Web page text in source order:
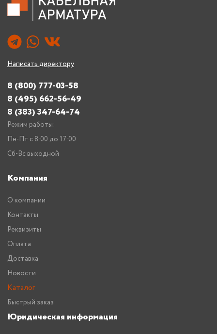
Написать директору
8 (800) 777-03-58
8 (495) 662-56-49
8 (383) 347-64-74
Режим работы:
Пн-Пт с 8:00 до 17:00
Сб-Вс выходной
Компания
О компании
Контакты
Реквизиты
Оплата
Доставка
Новости
Каталог
Быстрый заказ
Юридическая информация